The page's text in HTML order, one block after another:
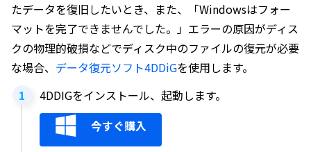
たデータを復旧したいとき、また、「Windowsはフォー
マットを完了できませんでした。」エラーの原因がディス
クの物理的破損などでディスク中のファイルの復元が必要
な場合、 データ復元ソフト4DDiGを使用します。
4DDIGをインストール、起動します。
今すぐ購入